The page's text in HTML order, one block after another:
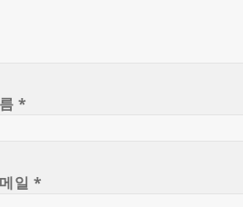
*
일 *